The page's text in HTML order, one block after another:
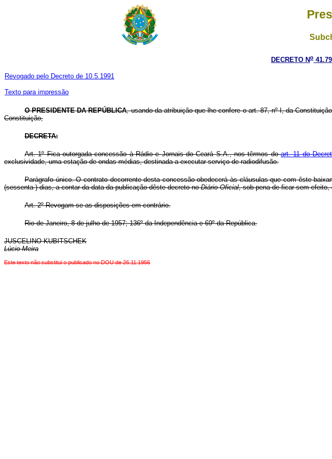
DECRETO No
Revogado pelo Decreto de 10.5.1991
Texto para impressão
O PRESIDENTE DA REPÚBLICA, usando da atribuição que lhe confere o art. 87, nº I, da
Constituição,
DECRETA:
Art. 1º Fica outorgada concessão à Rádio e Jornais do Ceará S.A., nos têrmos doart. 11 do
exclusividade, uma estação de ondas médias, destinada a executar serviço de radiodifusão.
Parágrafo único. O contrato decorrente desta concessão obedecerá às cláusulas que com êste
(sessenta ) dias, a contar da data da publicação dêste decreto noDiário Oficial, sob pena de ficar sem
Art. 2º Revogam-se as disposições em contrário.
Rio de Janeiro, 8 de julho de 1957; 136º da Independência e 69º da República.
JUSCELINO KUBITSCHEK
Lúcio Meira
Este texto não substitui o publicado no DOU de 26.11.1956